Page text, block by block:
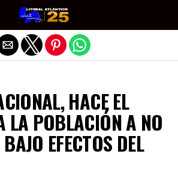
HACE EL
LA POBLACIÓN A NO
EFECTOS DEL
de la versión móvil